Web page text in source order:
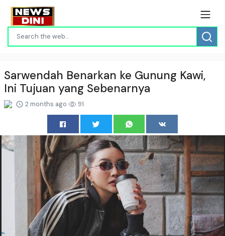
Sarwendah Benarkan ke Gunung Kawi,
Ini Tujuan yang Sebenarnya
2 months ago 91